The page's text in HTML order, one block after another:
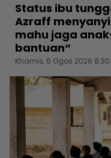
Status ibu
Azraff
mahu jaga
bantuan“
Khamis, 6 Ogos 2026 8:30